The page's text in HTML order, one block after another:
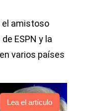
el amistoso
ESPN y la
varios países
Lea el artículo